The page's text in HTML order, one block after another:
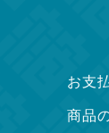
お支
商品